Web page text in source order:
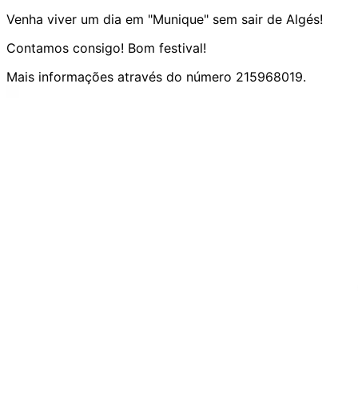
Venha viver um dia em "Munique" sem sair de Algés!
Contamos consigo! Bom festival!
Mais informações através do número 215968019.